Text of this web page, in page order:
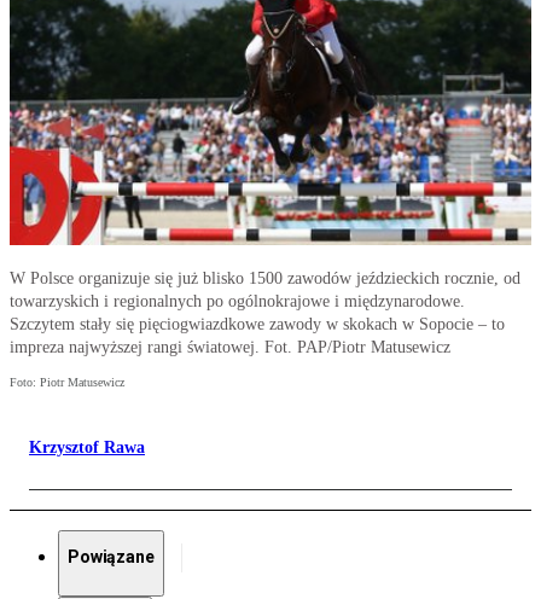
W Polsce organizuje się już blisko 1500 zawodów jeździeckich rocznie, od
towarzyskich i regionalnych po ogólnokrajowe i międzynarodowe.
Szczytem stały się pięciogwiazdkowe zawody w skokach w Sopocie – to
impreza najwyższej rangi światowej. Fot. PAP/Piotr Matusewicz
Foto: Piotr Matusewicz
Krzysztof Rawa
Powiązane